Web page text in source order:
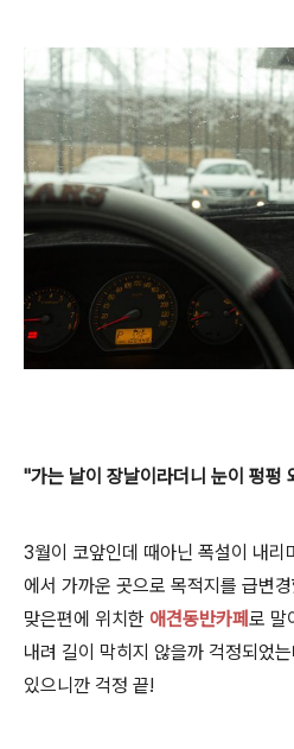
"가는 날이 장날이라더니 눈이 펑펑
3월이 코앞인데 때아닌 폭설이 내리
에서 가까운 곳으로 목적지를 급변
맞은편에 위치한 애견동반카페 로 말
내려 길이 막히지 않을까 걱정되었
있으니깐 걱정 끝!